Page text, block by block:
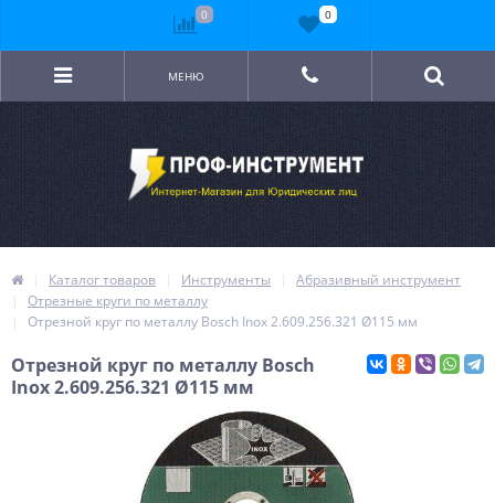
МЕНЮ
Каталог товаров Инструменты
Абразивный инструмент
Отрезные круги по металлу
Отрезной круг по металлу Bosch Inox 2.609.256.321 Ø115 мм
Отрезной круг по металлу Bosch
Inox 2.609.256.321 Ø115 мм
0 0